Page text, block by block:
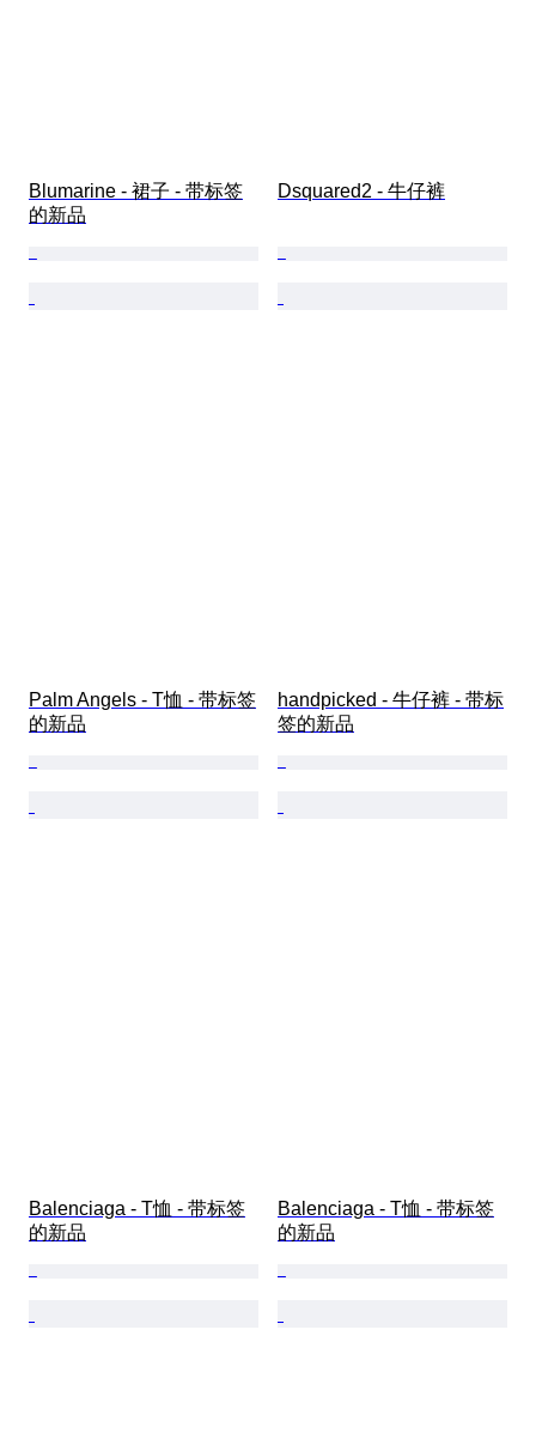
Blumarine - 裙子 - 带标签
的新品
Dsquared2 - 牛仔裤
Palm Angels - T恤 - 带标签
的新品
handpicked - 牛仔裤 - 带标
签的新品
Balenciaga - T恤 - 带标签
的新品
Balenciaga - T恤 - 带标签
的新品